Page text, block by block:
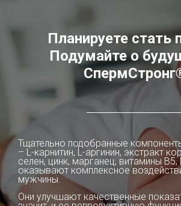
Планируете стать
Подумайте о
Тщательно подобранные
– L-карнитин, L-аргинин, экстракт
селен, цинк, марганец, витамины В5,
оказывают комплексное
мужчины.
Они улучшают качественные